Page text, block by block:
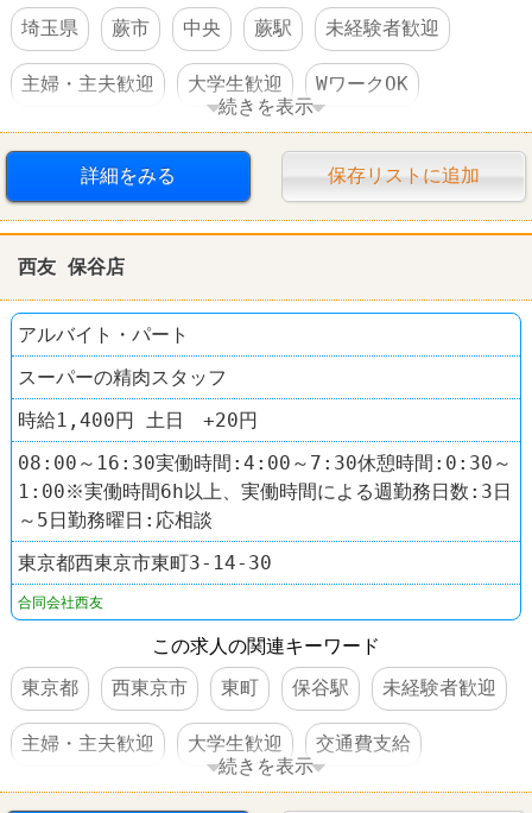
埼玉県
蕨市 中央 蕨駅 未経験者歓迎
主婦・主夫歓迎 大学生歓迎 WワークOK
交通費支給 社員登用あり スーパー
続きを表示
詳細をみる 保存リストに追加
西友 保谷店
アルバイト・パート
スーパーの精肉スタッフ
時給1,400円 土日 +20円
08:00～16:30実働時間:4:00～7:30休憩時間:0:30～
1:00※実働時間6h以上、実働時間による週勤務日数:3日
～5日勤務曜日:応相談
東京都西東京市東町3-14-30
合同会社西友
この求人の関連キーワード
東京都
西東京市 東町 保谷駅 未経験者歓迎
主婦・主夫歓迎 大学生歓迎 交通費支給
駅チカ スーパー 西友(SEIYU)
続きを表示